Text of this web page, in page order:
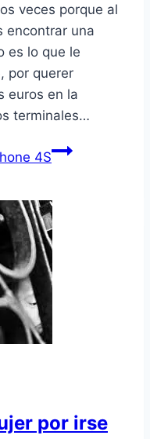
veces porque al
encontrar una
es lo que le
por querer
euros en la
terminales…
4S
por irse